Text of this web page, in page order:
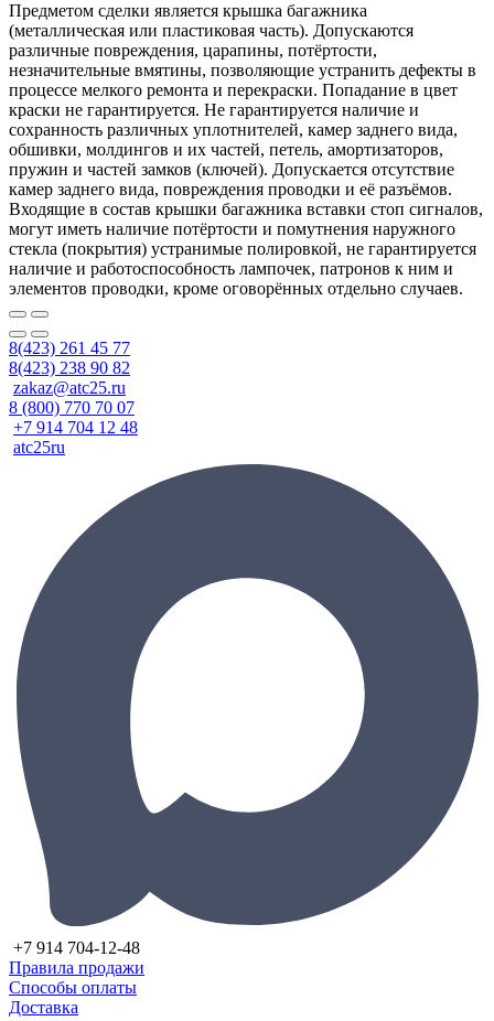
Предметом сделки является крышка багажника
(металлическая или пластиковая часть). Допускаются
различные повреждения, царапины, потёртости,
незначительные вмятины, позволяющие устранить дефекты в
процессе мелкого ремонта и перекраски. Попадание в цвет
краски не гарантируется. Не гарантируется наличие и
сохранность различных уплотнителей, камер заднего вида,
обшивки, молдингов и их частей, петель, амортизаторов,
пружин и частей замков (ключей). Допускается отсутствие
камер заднего вида, повреждения проводки и её разъёмов.
Входящие в состав крышки багажника вставки стоп сигналов,
могут иметь наличие потёртости и помутнения наружного
стекла (покрытия) устранимые полировкой, не гарантируется
наличие и работоспособность лампочек, патронов к ним и
элементов проводки, кроме оговорённых отдельно случаев.
8(423) 261 45 77
8(423) 238 90 82
zakaz@atc25.ru
8 (800) 770 70 07
+7 914 704 12 48
atc25ru
+7 914 704-12-48
Правила продажи
Способы оплаты
Доставка